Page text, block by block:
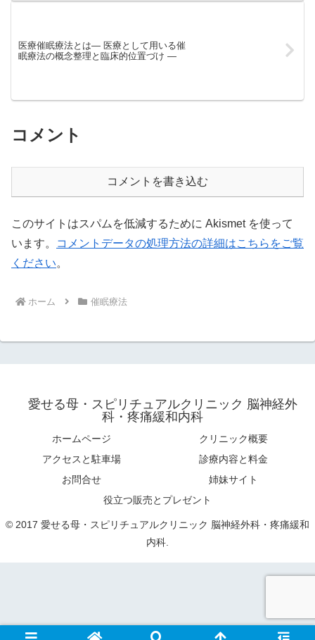
医療催眠療法とは― 医療として用いる催
眠療法の概念整理と臨床的位置づけ ―
コメント
コメントを書き込む
このサイトはスパムを低減するために Akismet を使って
います。
コメントデータの処理方法の詳細はこちらをご覧
ください。
ホーム 催眠療法
愛せる母・スピリチュアルクリニック 脳神経外
科・疼痛緩和内科
ホームページ
クリニック概要
アクセスと駐車場
診療内容と料金
お問合せ
姉妹サイト
役立つ販売とプレゼント
© 2017 愛せる母・スピリチュアルクリニック 脳神経外科・疼痛緩和
内科.